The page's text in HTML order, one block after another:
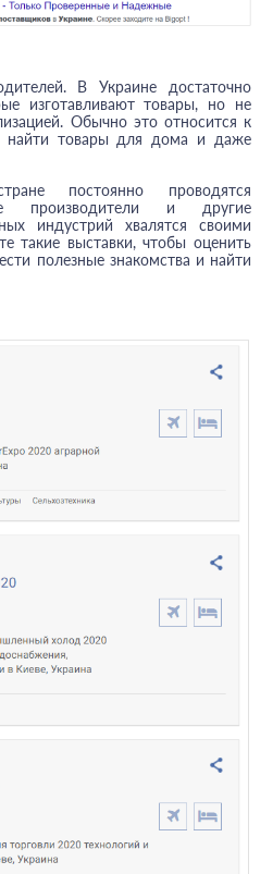
В Украине достаточно
изготавливают товары, но не
Обычно это относится к
товары для дома и даже
постоянно проводятся
производители и другие
индустрий хвалятся своими
такие выставки, чтобы оценить
полезные знакомства и найти